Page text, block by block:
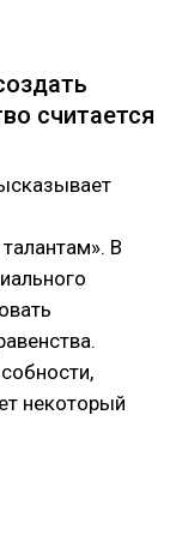
считается
В
некоторый